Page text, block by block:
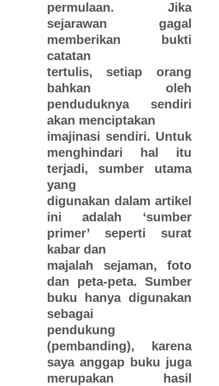
permulaan. Jika
sejarawan gagal
memberikan bukti
catatan
tertulis, setiap orang
bahkan oleh
penduduknya sendiri
akan menciptakan
imajinasi sendiri. Untuk
menghindari hal itu
terjadi, sumber utama
yang
digunakan dalam artikel
ini adalah ‘sumber
primer’ seperti surat
kabar dan
majalah sejaman, foto
dan peta-peta. Sumber
buku hanya digunakan
sebagai
pendukung
(pembanding), karena
saya anggap buku juga
merupakan hasil